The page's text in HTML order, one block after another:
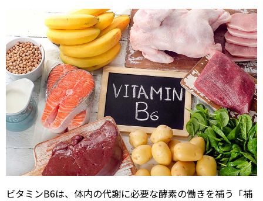
ビタミンB6は、体内の代謝に必要な酵素の働きを補う「補